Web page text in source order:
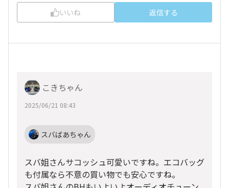
いいね 返信する
こきちゃん
2025/06/21 08:43
スバばあちゃん
スバ姐さんサコッシュ可愛いですね。エコバッグ
も付属なら不意の買い物でも安心ですね。